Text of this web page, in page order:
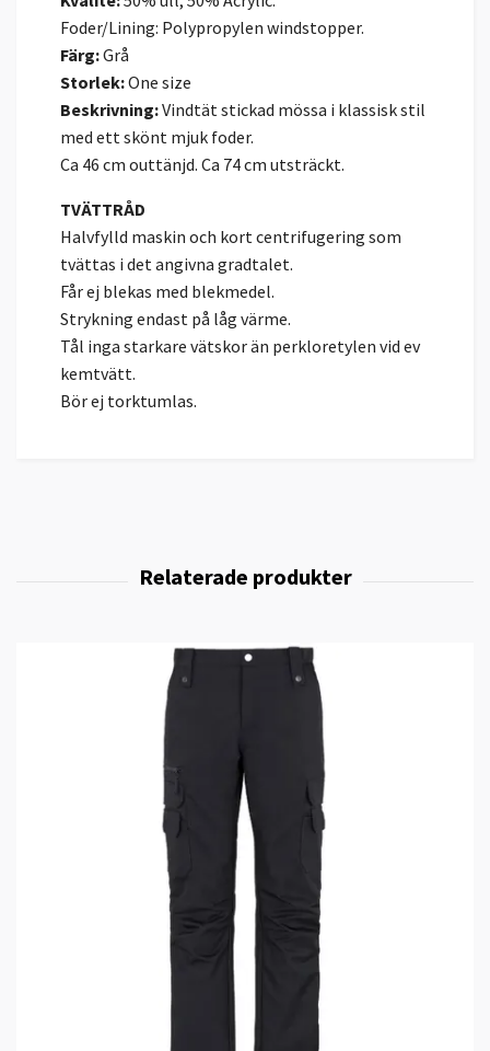
Foder/Lining: Polypropylen windstopper.
Färg:Grå
Storlek:One size
Beskrivning:Vindtät stickad mössa i klassisk stil
med ett skönt mjuk foder.
Ca 46 cm outtänjd. Ca 74 cm utsträckt.
TVÄTTRÅD
Halvfylld maskin och kort centrifugering som
tvättas i det angivna gradtalet.
Får ej blekas med blekmedel.
Strykning endast på låg värme.
Tål inga starkare vätskor än perkloretylen vid ev
kemtvätt.
Bör ej torktumlas.